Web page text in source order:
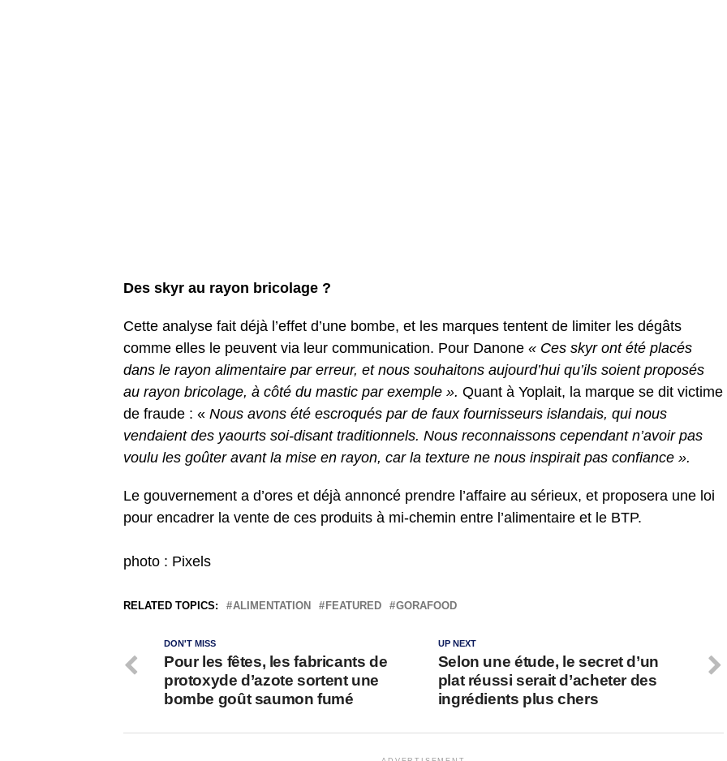
Des skyr au rayon bricolage ?
Cette analyse fait déjà l’effet d’une bombe, et les marques tentent de limiter les dégâts
comme elles le peuvent via leur communication. Pour Danone « Ces skyr ont été placés
dans le rayon alimentaire par erreur, et nous souhaitons aujourd’hui qu’ils soient proposés
au rayon bricolage, à côté du mastic par exemple ». Quant à Yoplait, la marque se dit victime
de fraude : « Nous avons été escroqués par de faux fournisseurs islandais, qui nous
vendaient des yaourts soi-disant traditionnels. Nous reconnaissons cependant n’avoir pas
voulu les goûter avant la mise en rayon, car la texture ne nous inspirait pas confiance ».
Le gouvernement a d’ores et déjà annoncé prendre l’affaire au sérieux, et proposera une loi
pour encadrer la vente de ces produits à mi-chemin entre l’alimentaire et le BTP.
photo : Pixels
RELATED TOPICS: ALIMENTATION FEATURED GORAFOOD
UP NEXT
Selon une étude, le secret d’un
plat réussi serait d’acheter des
ingrédients plus chers
DON'T MISS
Pour les fêtes, les fabricants de
protoxyde d’azote sortent une
bombe goût saumon fumé